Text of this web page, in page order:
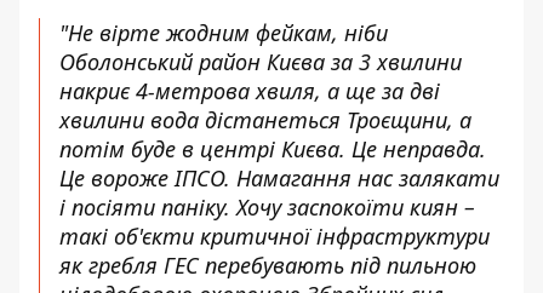
"Не вірте жодним фейкам, ніби
Оболонський район Києва за 3 хвилини
накриє 4-метрова хвиля, а ще за дві
хвилини вода дістанеться Троєщини, а
потім буде в центрі Києва. Це неправда.
Це вороже ІПСО. Намагання нас залякати
і посіяти паніку. Хочу заспокоїти киян –
такі об'єкти критичної інфраструктури
як гребля ГЕС перебувають під пильною